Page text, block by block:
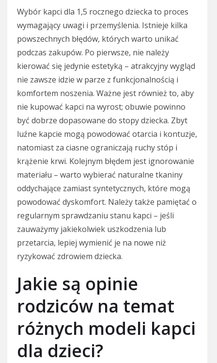
Wybór kapci dla 1,5 rocznego dziecka to proces
wymagający uwagi i przemyślenia. Istnieje kilka
powszechnych błędów, których warto unikać
podczas zakupów. Po pierwsze, nie należy
kierować się jedynie estetyką – atrakcyjny wygląd
nie zawsze idzie w parze z funkcjonalnością i
komfortem noszenia. Ważne jest również to, aby
nie kupować kapci na wyrost; obuwie powinno
być dobrze dopasowane do stopy dziecka. Zbyt
luźne kapcie mogą powodować otarcia i kontuzje,
natomiast za ciasne ograniczają ruchy stóp i
krążenie krwi. Kolejnym błędem jest ignorowanie
materiału – warto wybierać naturalne tkaniny
oddychające zamiast syntetycznych, które mogą
powodować dyskomfort. Należy także pamiętać o
regularnym sprawdzaniu stanu kapci – jeśli
zauważymy jakiekolwiek uszkodzenia lub
przetarcia, lepiej wymienić je na nowe niż
ryzykować zdrowiem dziecka.
Jakie są opinie
rodziców na temat
różnych modeli kapci
dla dzieci?